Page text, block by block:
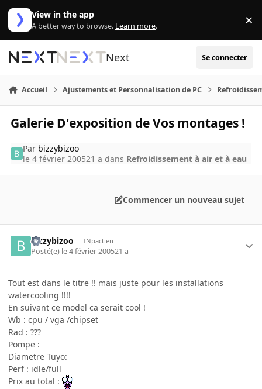
Aller au contenu
View in the app
A better way to browse. Learn more. ×
Next Se connecter
Accueil Ajustements et Personnalisation de PC
Galerie D'exposition de Vos montages !
Par bizzybizoo
le 4 février 200521 a dans Refroidissement à air et à eau
Commencer un nouveau sujet
bizzybizoo INpactien
Posté(e) le 4 février 200521 a
Tout est dans le titre !! mais juste pour les installations
watercooling !!!!
En suivant ce model ca serait cool !
Wb : cpu / vga /chipset
Rad : ???
Pompe :
Diametre Tuyo:
Perf : idle/full
Prix au total :